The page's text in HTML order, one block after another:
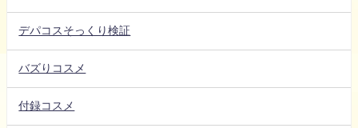
デパコスそっくり検証
バズりコスメ
付録コスメ